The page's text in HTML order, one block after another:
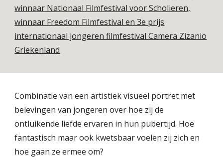
winnaar Nationaal Filmfestival voor Scholieren,
winnaar Freedom Filmfestival en 3e prijs
internationaal jongeren filmfestival Camera Zizanio
Griekenland
Combinatie van een artistiek visueel portret met
belevingen van jongeren over hoe zij de
ontluikende liefde ervaren in hun pubertijd. Hoe
fantastisch maar ook kwetsbaar voelen zij zich en
hoe gaan ze ermee om?